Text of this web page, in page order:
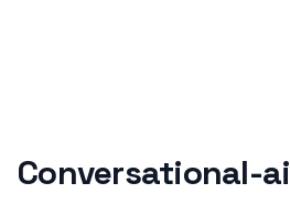
Conversational-ai